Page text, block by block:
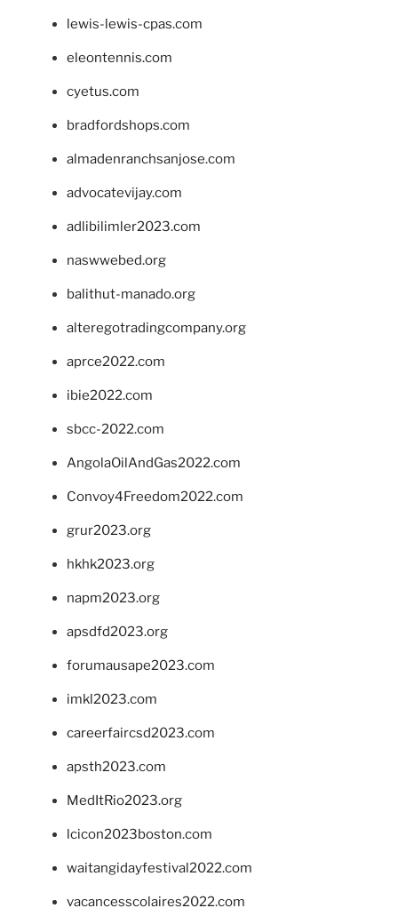
lewis-lewis-cpas.com
eleontennis.com
cyetus.com
bradfordshops.com
almadenranchsanjose.com
advocatevijay.com
adlibilimler2023.com
naswwebed.org
balithut-manado.org
alteregotradingcompany.org
aprce2022.com
ibie2022.com
sbcc-2022.com
AngolaOilAndGas2022.com
Convoy4Freedom2022.com
grur2023.org
hkhk2023.org
napm2023.org
apsdfd2023.org
forumausape2023.com
imkl2023.com
careerfaircsd2023.com
apsth2023.com
MedItRio2023.org
lcicon2023boston.com
waitangidayfestival2022.com
vacancesscolaires2022.com